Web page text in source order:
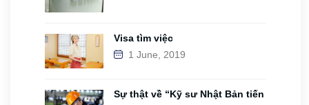
Visa tìm việc
1 June, 2019
Sự thật về “Kỹ sư Nhật Bản tiến